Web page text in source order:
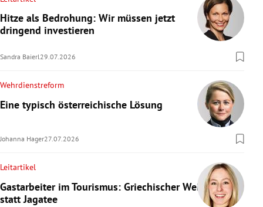
Hitze als Bedrohung: Wir müssen jetzt
dringend investieren
Sandra Baierl29.07.2026
Wehrdienstreform
Eine typisch österreichische Lösung
Johanna Hager27.07.2026
Leitartikel
Gastarbeiter im Tourismus: Griechischer Wein
statt Jagatee